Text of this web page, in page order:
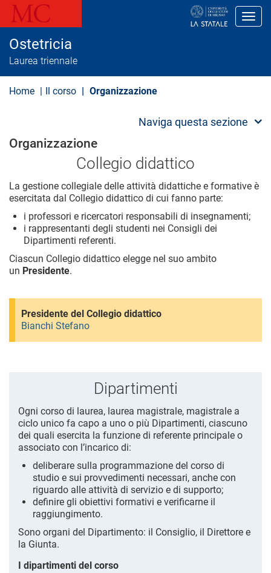
l
c
Ostetricia
Laurea triennale
Home Il corso Organizzazione
Naviga questa sezione
Organizzazione
Collegio didattico
La gestione collegiale delle attività didattiche e formative è
esercitata dal Collegio didattico di cui fanno parte:
i professori e ricercatori responsabili di insegnamenti;
i rappresentanti degli studenti nei Consigli dei
Dipartimenti referenti.
Ciascun Collegio didattico elegge nel suo ambito
un Presidente.
Presidente del Collegio didattico
Bianchi Stefano
Dipartimenti
Ogni corso di laurea, laurea magistrale, magistrale a
ciclo unico fa capo a uno o più Dipartimenti, ciascuno
dei quali esercita la funzione di referente principale o
associato con l’incarico di:
deliberare sulla programmazione del corso di
studio e sui provvedimenti necessari, anche con
riguardo alle attività di servizio e di supporto;
definire gli obiettivi formativi e verificarne il
raggiungimento.
Sono organi del Dipartimento: il Consiglio, il Direttore e
la Giunta.
I dipartimenti del corso